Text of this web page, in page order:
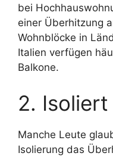
bei
einer Überhitzung
Wohnblöcke in
Italien verfügen
Balkone.
2.
Manche Leute
Isolierung das